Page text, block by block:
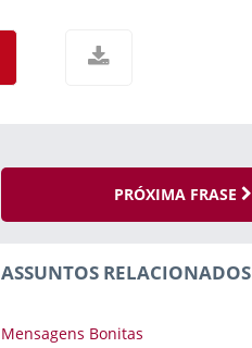
PRÓXIMA FRASE
ASSUNTOS RELACIONADOS
Mensagens Bonitas